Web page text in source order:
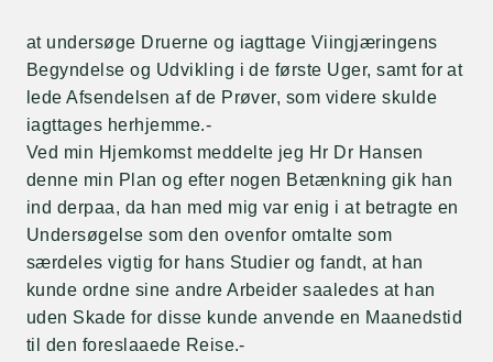
at undersøge Druerne og iagttage Viingjæringens
Begyndelse og Udvikling i de første Uger, samt for at
lede Afsendelsen af de Prøver, som videre skulde
iagttages herhjemme.-
Ved min Hjemkomst meddelte jeg Hr Dr Hansen
denne min Plan og efter nogen Betænkning gik han
ind derpaa, da han med mig var enig i at betragte en
Undersøgelse som den ovenfor omtalte som
særdeles vigtig for hans Studier og fandt, at han
kunde ordne sine andre Arbeider saaledes at han
uden Skade for disse kunde anvende en Maanedstid
til den foreslaaede Reise.-